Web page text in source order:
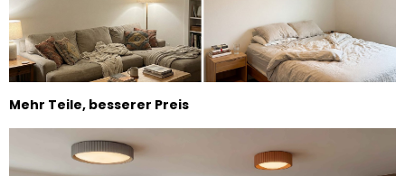
Mehr Teile, besserer Preis